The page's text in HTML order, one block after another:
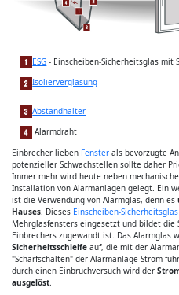
ESG - Einscheiben-Sicherheitsglas mit
Isolierverglasung
Abstandhalter
Alarmdraht
Einbrecher lieben Fenster als bevorzugte
potenzieller Schwachstellen sollte daher
Immer mehr wird heute neben
Installation von Alarmanlagen gelegt. Ein
ist die Verwendung von Alarmglas, denn es
Hauses . Dieses Einscheiben-Sicherheitsglas
Mehrglasfensters eingesetzt und bildet
Einbrechers zugewandt ist. Das Alarmglas
Sicherheitsschleife auf, die mit der
"Scharfschalten" der Alarmanlage Strom
durch einen Einbruchversuch wird der
ausgelöst